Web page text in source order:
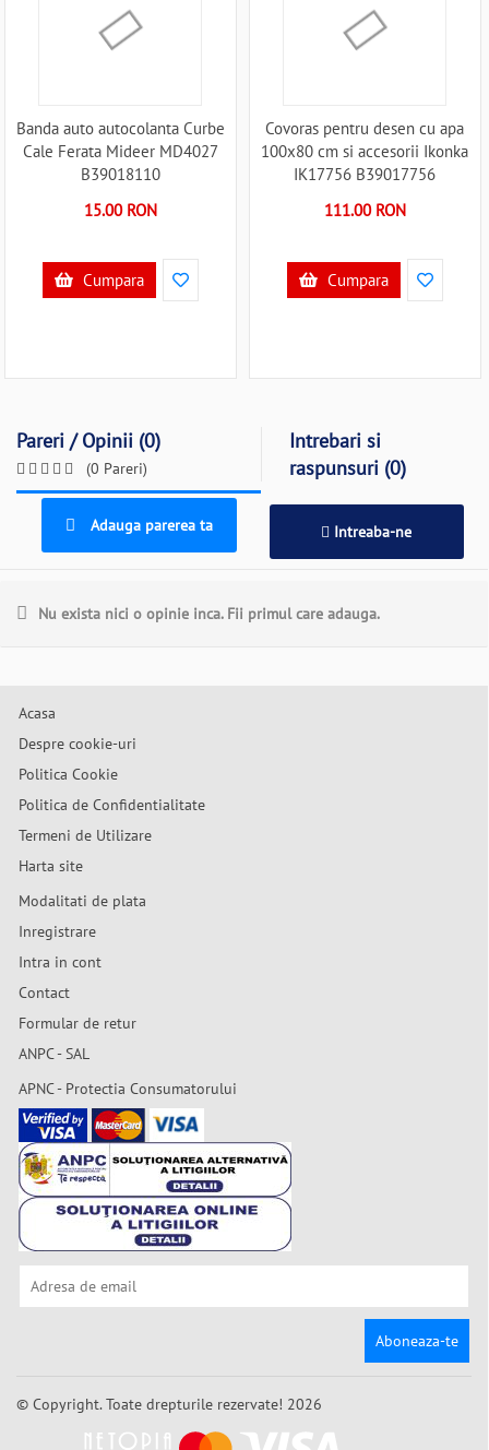
Banda auto autocolanta Curbe
Cale Ferata Mideer MD4027
B39018110
15.00 RON
Cumpara
Covoras pentru desen cu apa
100x80 cm si accesorii Ikonka
IK17756 B39017756
111.00 RON
Cumpara
Pareri / Opinii (0)
(0 Pareri)
Intrebari si
raspunsuri (0)
Adauga parerea ta Intreaba-ne
Nu exista nici o opinie inca. Fii primul care adauga.
Acasa
Despre cookie-uri
Politica Cookie
Politica de Confidentialitate
Termeni de Utilizare
Harta site
Modalitati de plata
Inregistrare
Intra in cont
Contact
Formular de retur
ANPC - SAL
APNC - Protectia Consumatorului
Aboneaza-te
© Copyright. Toate drepturile rezervate! 2026